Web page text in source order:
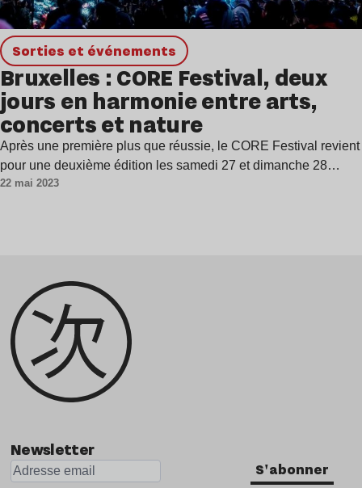
Sorties et événements
Bruxelles : CORE Festival, deux
jours en harmonie entre arts,
concerts et nature
Après une première plus que réussie, le CORE Festival revient
pour une deuxième édition les samedi 27 et dimanche 28…
22 mai 2023
Newsletter
S'abonner